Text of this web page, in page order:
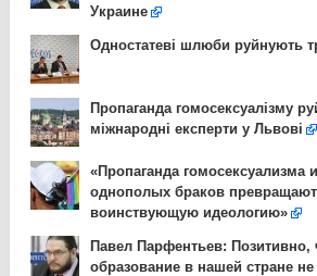
Украине
Одностатеві шлюби руйнують
Пропаганда гомосексуалізму
міжнародні експерти у Львові
«Пропаганда гомосексуализма
однополых браков
воинствующую идеологию»
Павел Парфентьев:
образование в нашей стране не